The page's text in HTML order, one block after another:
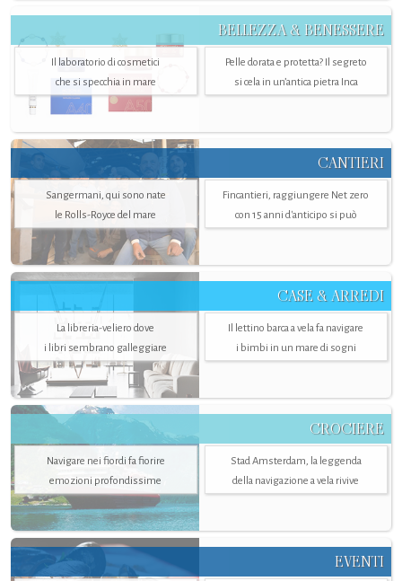
BELLEZZA & BENESSERE
Il laboratorio di cosmetici
che si specchia in mare
Pelle dorata e protetta? Il segreto
si cela in un’antica pietra Inca
CANTIERI
Sangermani, qui sono nate
le Rolls-Royce del mare
Fincantieri, raggiungere Net zero
con 15 anni d'anticipo si può
CASE & ARREDI
La libreria-veliero dove
i libri sembrano galleggiare
Il lettino barca a vela fa navigare
i bimbi in un mare di sogni
CROCIERE
Navigare nei fiordi fa fiorire
emozioni profondissime
Stad Amsterdam, la leggenda
della navigazione a vela rivive
EVENTI